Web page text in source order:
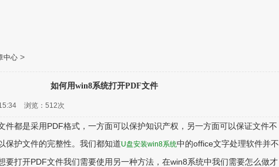
中心 >
如何用win8系统打开PDF文件
浏览： 512次
都是采用PDF格式，一方面可以保护知识产权，另一方面可以保证文件不
保护文件的完整性。我们都知道U盘安装win8系统中的office文字处理软件并不
要打开PDF文件我们需要使用另一种方法，在win8系统中我们需要怎么做才